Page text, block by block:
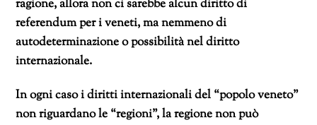
ragione, allora non ci sarebbe alcun diritto di
referendum per i veneti, ma nemmeno di
autodeterminazione o possibilità nel diritto
internazionale.
In ogni caso i diritti internazionali del “popolo veneto”
non riguardano le “regioni”, la regione non può